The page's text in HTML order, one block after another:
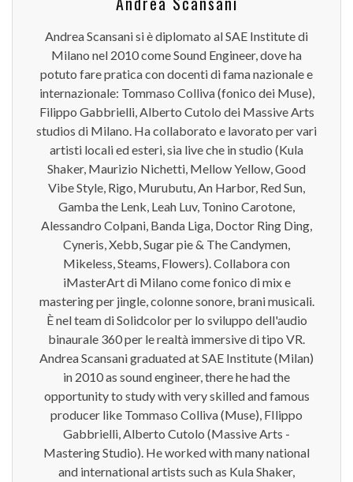
Andrea Scansani si è diplomato al SAE Institute di
Milano nel 2010 come Sound Engineer, dove ha
potuto fare pratica con docenti di fama nazionale e
internazionale: Tommaso Colliva (fonico dei Muse),
Filippo Gabbrielli, Alberto Cutolo dei Massive Arts
studios di Milano. Ha collaborato e lavorato per vari
artisti locali ed esteri, sia live che in studio (Kula
Shaker, Maurizio Nichetti, Mellow Yellow, Good
Vibe Style, Rigo, Murubutu, An Harbor, Red Sun,
Gamba the Lenk, Leah Luv, Tonino Carotone,
Alessandro Colpani, Banda Liga, Doctor Ring Ding,
Cyneris, Xebb, Sugar pie & The Candymen,
Mikeless, Steams, Flowers). Collabora con
iMasterArt di Milano come fonico di mix e
mastering per jingle, colonne sonore, brani musicali.
È nel team di Solidcolor per lo sviluppo dell'audio
binaurale 360 per le realtà immersive di tipo VR.
Andrea Scansani graduated at SAE Institute (Milan)
in 2010 as sound engineer, there he had the
opportunity to study with very skilled and famous
producer like Tommaso Colliva (Muse), FIlippo
Gabbrielli, Alberto Cutolo (Massive Arts -
Mastering Studio). He worked with many national
and international artists such as Kula Shaker,